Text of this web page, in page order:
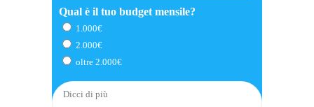
Qual è il tuo budget mensile?
1.000€
2.000€
oltre 2.000€